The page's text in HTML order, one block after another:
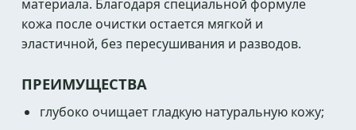
материала. Благодаря специальной формуле
кожа после очистки остается мягкой и
эластичной, без пересушивания и разводов.
ПРЕИМУЩЕСТВА
глубоко очищает гладкую натуральную кожу;